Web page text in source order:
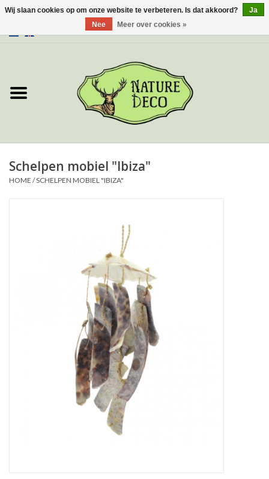
Over ons
Nieuw
Prepareerbenodigdheden
Schedels & skeletten
Huiden & vachten
Schelpen mobiel "Ibiza"
HOME /SCHELPEN MOBIEL "IBIZA"
Wij slaan cookies op om onze website te verbeteren. Is dat akkoord?
Ja
Nee
Meer over cookies »